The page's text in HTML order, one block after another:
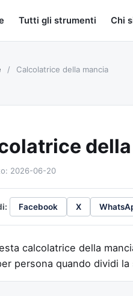
Tutti gli strumenti Chi
/ Calcolatrice della mancia
2026-06-20
Facebook X
calcolatrice della
persona quando dividi la